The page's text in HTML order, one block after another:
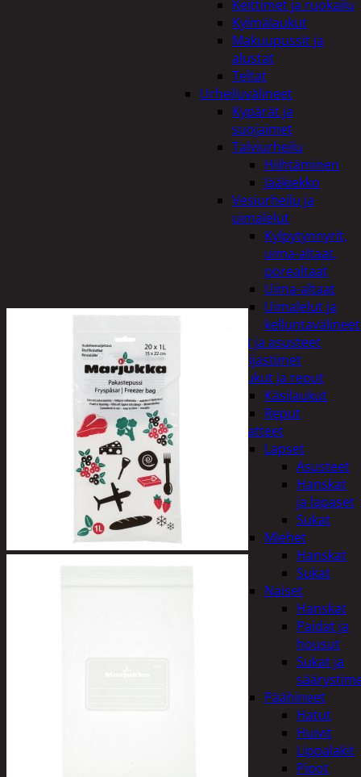
Keittimet ja ruokailu
Kylmälaukut
Makuupussit ja
alustat
Teltat
Urheiluvälineet
Kypärät ja
suojaimet
Talviurheilu
Hiihtäminen
Jääkiekko
Vesiurheilu ja
uimalelut
Kylpytynnyrit,
uima-altaat,
porealtaat
Uima-altaat
Uimalelut ja
kelluntavälineet
Vaatteet ja asusteet
Heijastimet
Laukut ja reput
Käsilaukut
Reput
Vaatteet
Lapset
Asusteet
Hanskat
ja lapaset
Sukat
Miehet
Hanskat
Sukat
Naiset
Hanskat
Paidat ja
housut
Sukat ja
Päähineet
Hatut
Huivit
Lippalakit
Pipot